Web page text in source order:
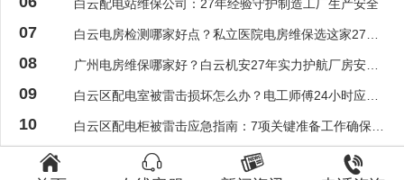
白云配电站维保公司：27年经验守护制造工厂生产安全
07
08
09
10
   